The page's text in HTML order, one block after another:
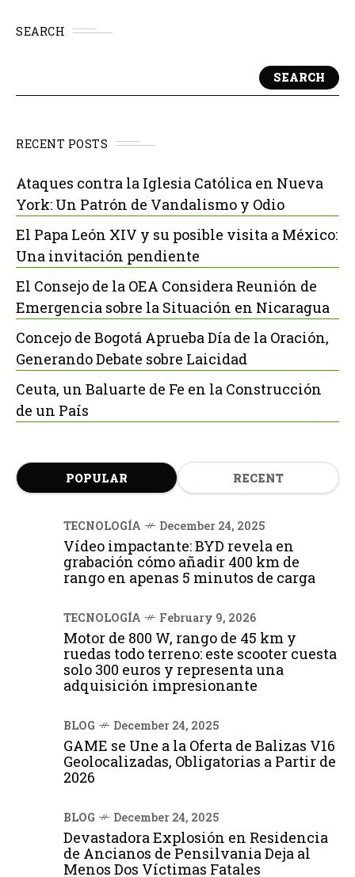
SEARCH
SEARCH
RECENT POSTS
Ataques contra la Iglesia Católica en Nueva
York: Un Patrón de Vandalismo y Odio
El Papa León XIV y su posible visita a México:
Una invitación pendiente
El Consejo de la OEA Considera Reunión de
Emergencia sobre la Situación en Nicaragua
Concejo de Bogotá Aprueba Día de la Oración,
Generando Debate sobre Laicidad
Ceuta, un Baluarte de Fe en la Construcción
de un País
POPULAR RECENT
TECNOLOGÍA December 24, 2025
Vídeo impactante: BYD revela en
grabación cómo añadir 400 km de
rango en apenas 5 minutos de carga
TECNOLOGÍA February 9, 2026
Motor de 800 W, rango de 45 km y
ruedas todo terreno: este scooter cuesta
solo 300 euros y representa una
adquisición impresionante
BLOG December 24, 2025
GAME se Une a la Oferta de Balizas V16
Geolocalizadas, Obligatorias a Partir de
2026
BLOG December 24, 2025
Devastadora Explosión en Residencia
de Ancianos de Pensilvania Deja al
Menos Dos Víctimas Fatales